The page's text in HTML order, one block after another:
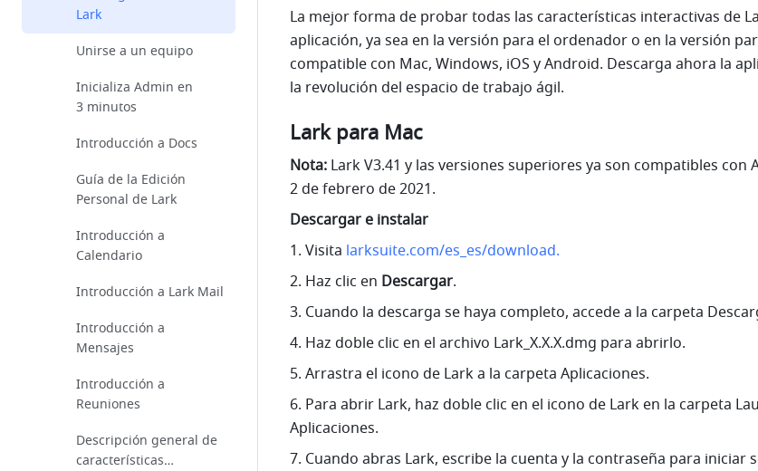
Lark
Unirse a un equipo
Inicializa Admin en
3 minutos
Introducción a Docs
Guía de la Edición
Personal de Lark
Introducción a
Calendario
Introducción a Lark Mail
Introducción a
Mensajes
Introducción a
Reuniones
Descripción general de
características
La mejor forma de probar todas las características interactivas de
aplicación, ya sea en la versión para el ordenador o en la versión
compatible con Mac, Windows, iOS y Android. Descarga ahora la
la revolución del espacio de trabajo ágil.
Lark para Mac
Nota: Lark V3.41 y las versiones superiores ya son compatibles con
2 de febrero de 2021.
Descargar e instalar
1. Visita larksuite.com/es_es/download.
2. Haz clic en Descargar.
3. Cuando la descarga se haya completo, accede a la carpeta
4. Haz doble clic en el archivo Lark_X.X.X.dmg para abrirlo.
5. Arrastra el icono de Lark a la carpeta Aplicaciones.
6. Para abrir Lark, haz doble clic en el icono de Lark en la carpeta
Aplicaciones.
7. Cuando abras Lark, escribe la cuenta y la contraseña para iniciar